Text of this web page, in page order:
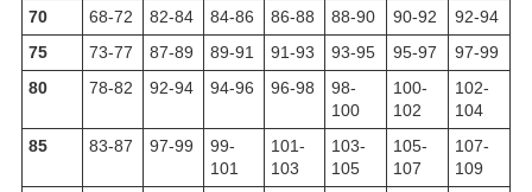
70
68-72 82-84 84-86 86-88 88-90 90-92
92-94
75
73-77 87-89 89-91 91-93 93-95 95-97
97-99
80
78-82 92-94 94-96 96-98
98-
100
100-
102
102-
104
85
83-87 97-99
99-
101
101-
103
103-
105
105-
107
107-
109